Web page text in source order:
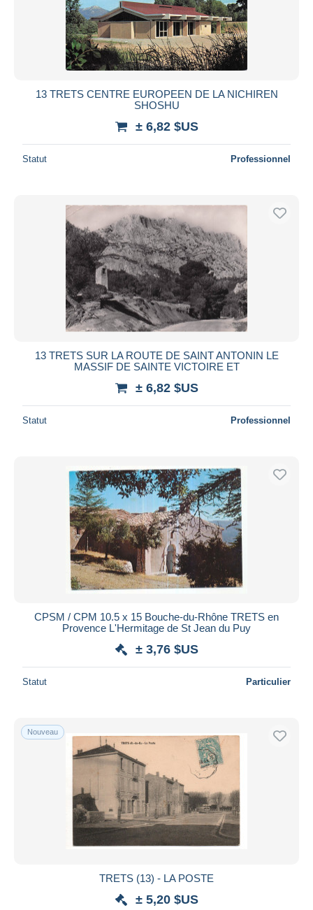
13 TRETS CENTRE EUROPEEN DE LA NICHIREN
SHOSHU
± 6,82 $US
Statut Professionnel
13 TRETS SUR LA ROUTE DE SAINT ANTONIN LE
MASSIF DE SAINTE VICTOIRE ET
± 6,82 $US
Statut Professionnel
CPSM / CPM 10.5 x 15 Bouche-du-Rhône TRETS en
Provence L'Hermitage de St Jean du Puy
± 3,76 $US
Statut Particulier
Nouveau
TRETS (13) - LA POSTE
± 5,20 $US